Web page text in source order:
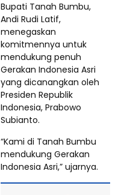
Bupati Tanah Bumbu,
Andi Rudi Latif,
menegaskan
komitmennya untuk
mendukung penuh
Gerakan Indonesia Asri
yang dicanangkan oleh
Presiden Republik
Indonesia, Prabowo
Subianto.
“Kami di Tanah Bumbu
mendukung Gerakan
Indonesia Asri,” ujarnya.